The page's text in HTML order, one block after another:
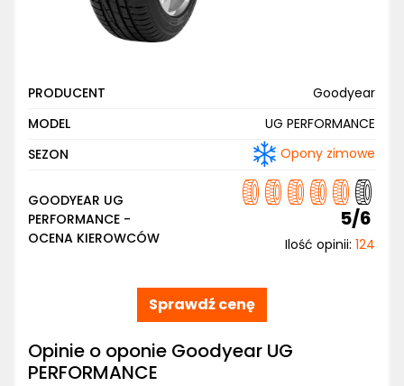
PRODUCENT
Goodyear
MODEL
UG PERFORMANCE
SEZON
Opony zimowe
GOODYEAR UG
PERFORMANCE -
OCENA KIEROWCÓW
5/6
Ilość opinii: 124
Sprawdź cenę
Opinie o oponie Goodyear UG
PERFORMANCE